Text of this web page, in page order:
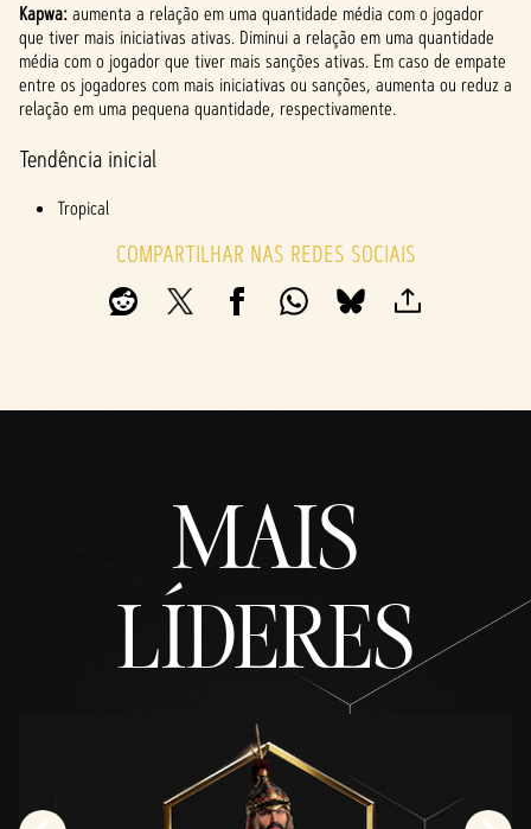
clicar
em
jogar,
você
conco
com
políti
com
Kapwa:aumenta a relação em uma quantidade média com o jogador
que tiver mais iniciativas ativas. Diminui a relação em uma quantidade
média com o jogador que tiver mais sanções ativas. Em caso de empate
entre os jogadores com mais iniciativas ou sanções, aumenta ou reduz a
relação em uma pequena quantidade, respectivamente.
Tendência inicial
Tropical
COMPARTILHAR NAS REDES SOCIAIS
MAIS
LÍDERES